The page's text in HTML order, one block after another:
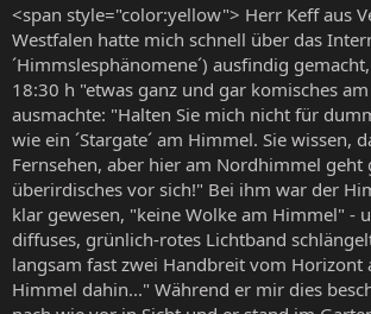
<span style="color:yellow"> Herr Keff aus
Westfalen hatte mich schnell über das
´Himmslesphänomene´) ausfindig
18:30 h "etwas ganz und gar komisches
ausmachte: "Halten Sie mich nicht für
wie ein ´Stargate´ am Himmel. Sie wissen,
Fernsehen, aber hier am Nordhimmel geht
überirdisches vor sich!" Bei ihm war der
klar gewesen, "keine Wolke am Himmel" -
diffuses, grünlich-rotes Lichtband
langsam fast zwei Handbreit vom Horizont
Himmel dahin..." Während er mir dies